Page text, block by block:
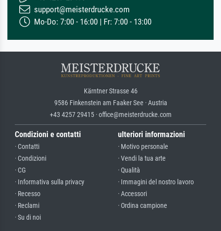
support@meisterdrucke.com
Mo-Do: 7:00 - 16:00 | Fr: 7:00 - 13:00
Kärntner Strasse 46
9586 Finkenstein am Faaker See · Austria
+43 4257 29415 · office@meisterdrucke.com
Condizioni e contatti
· Contatti
· Condizioni
· CG
· Informativa sulla privacy
· Recesso
· Reclami
· Su di noi
ulteriori informazioni
· Motivo personale
· Vendi la tua arte
· Qualità
· Immagini del nostro lavoro
· Accessori
· Ordina campione